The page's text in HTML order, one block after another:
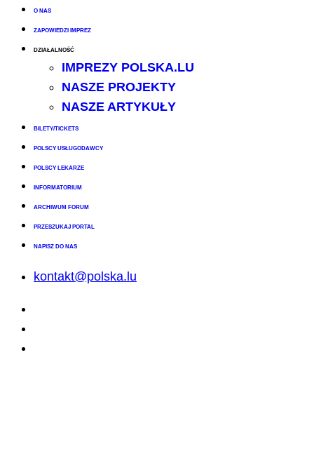
O NAS
ZAPOWIEDZI IMPREZ
DZIAŁALNOŚĆ
IMPREZY POLSKA.LU
NASZE PROJEKTY
NASZE ARTYKUŁY
BILETY/TICKETS
POLSCY USŁUGODAWCY
POLSCY LEKARZE
INFORMATORIUM
ARCHIWUM FORUM
PRZESZUKAJ PORTAL
NAPISZ DO NAS
kontakt@polska.lu